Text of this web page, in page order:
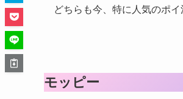
どちらも今、特に人気のポ
モッピー